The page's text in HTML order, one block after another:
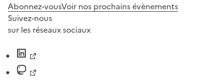
Abonnez-vousVoir nos prochains évènements
Suivez-nous
sur les réseaux sociaux